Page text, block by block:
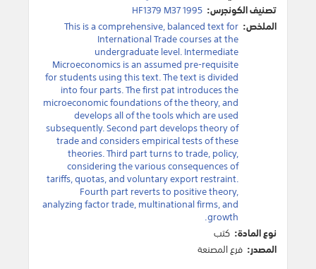
تصنيف الكونجرس: HF1379 M37 1995
الملخص: This is a comprehensive, balanced text for
International Trade courses at the
undergraduate level. Intermediate
Microeconomics is an assumed pre-requisite
for students using this text. The text is divided
into four parts. The first pat introduces the
microeconomic foundations of the theory, and
develops all of the tools which are used
subsequently. Second part develops theory of
trade and considers empirical tests of these
theories. Third part turns to trade, policy,
considering the various consequences of
tariffs, quotas, and voluntary export restraint.
Fourth part reverts to positive theory,
analyzing factor trade, multinational firms, and
growth.
نوع المادة: كتب
المصدر: فرع المصنعة